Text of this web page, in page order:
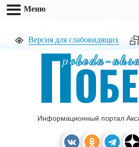
Версия для слабовидящих
pobeda-
П
Информационный портал
Меню